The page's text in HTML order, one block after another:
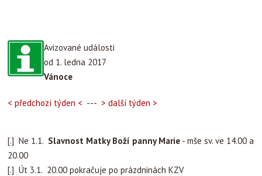
Avizované události
od 1. ledna 2017
Vánoce
< předchozí týden < --- > další týden >
[.] Ne 1.1. Slavnost Matky Boží panny Marie - mše sv. ve 14.00 a
20.00
[.] Út 3.1. 20.00 pokračuje po prázdninách KZV